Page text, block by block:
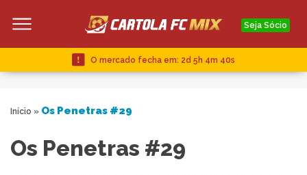
Seja Sócio
O mercado fecha em: 2d 5h 4m 40s
Início » Os Penetras #29
Os Penetras #29